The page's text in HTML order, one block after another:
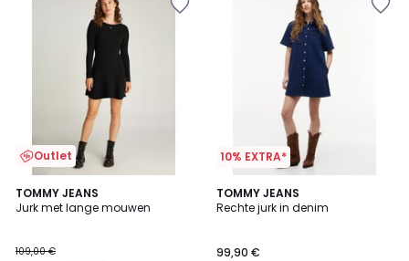
Outlet
TOMMY JEANS
Jurk met lange mouwen
109,00 €
10% EXTRA*
TOMMY JEANS
Rechte jurk in denim
99,90 €